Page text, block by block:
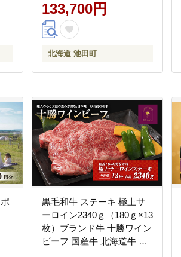
133,700円
北海道 池田町
黒毛和牛 ステーキ 極上サ
ーロイン2340ｇ（180ｇ×13
枚）ブランド牛 十勝ワイン
ビーフ 国産牛 北海道牛 増